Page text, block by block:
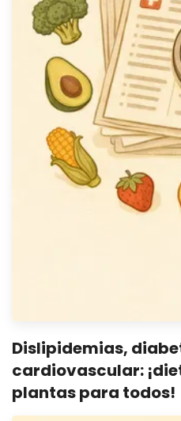
Dislipidemias,
cardiovascular:
plantas para todos!